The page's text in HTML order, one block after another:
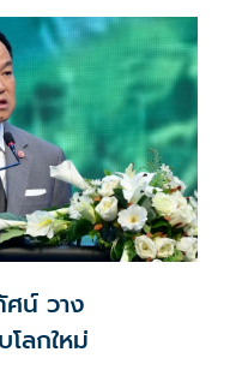
น์ วาง
โลกใหม่